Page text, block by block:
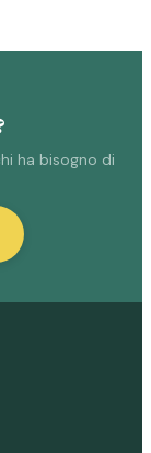
ha bisogno di